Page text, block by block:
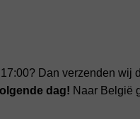
Dan verzenden wij
dag! Naar België